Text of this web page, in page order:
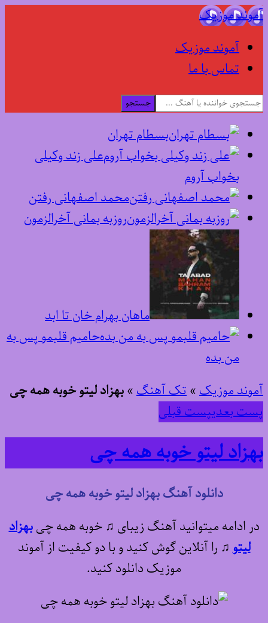
آموند موزیک
آموند موزیک
تماس با ما
جستجو
بسطام تهران
علی زند وکیلی
بخواب آروم
محمد اصفهانی رفتن
روزبه بمانی آخرالزمون
ماهان بهرام خان تا ابد
حامیم قلبمو پس به
من بده
آموند موزیک»تک آهنگ»بهزاد لیتو خوبه همه چی
پست بعدیپست قبلی
بهزاد لیتو خوبه همه چی
دانلود آهنگ بهزاد لیتو خوبه همه چی
در ادامه میتوانید آهنگ زیبای ♫ خوبه همه چیبهزاد
لیتو♫ را آنلاین گوش کنید و با دو کیفیت از آموند
موزیک دانلود کنید.